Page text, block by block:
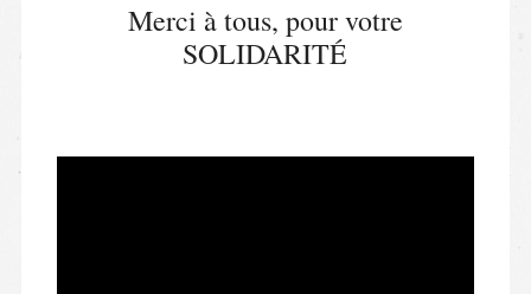
Merci à tous, pour votre
SOLIDARITÉ